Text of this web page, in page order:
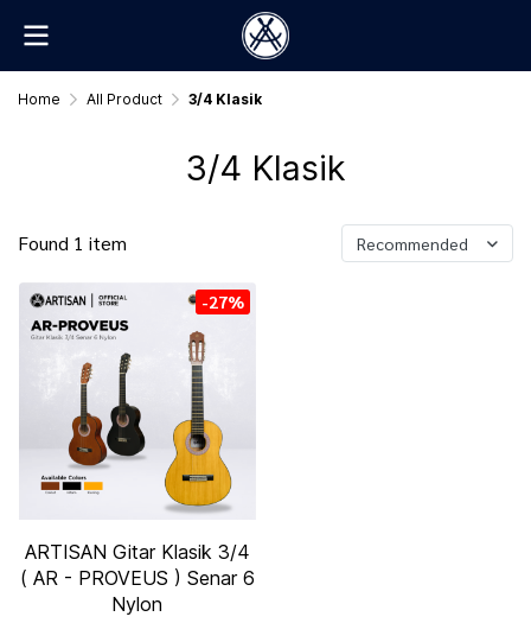
Home All Product 3/4 Klasik
3/4 Klasik
Found 1 item Recommended
-27%
ARTISAN Gitar Klasik 3/4
( AR - PROVEUS ) Senar 6
Nylon